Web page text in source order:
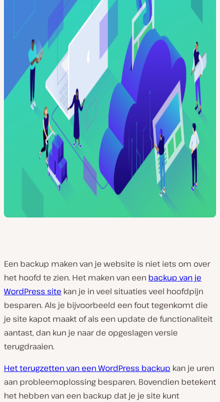
Een backup maken van je website is niet iets om over
het hoofd te zien. Het maken van een backup van je
WordPress site kan je in veel situaties veel hoofdpijn
besparen. Als je bijvoorbeeld een fout tegenkomt die
je site kapot maakt of als een update de functionaliteit
aantast, dan kun je naar de opgeslagen versie
terugdraaien.
Het terugzetten van een WordPress backup kan je uren
aan probleemoplossing besparen. Bovendien betekent
het hebben van een backup dat je je site kunt